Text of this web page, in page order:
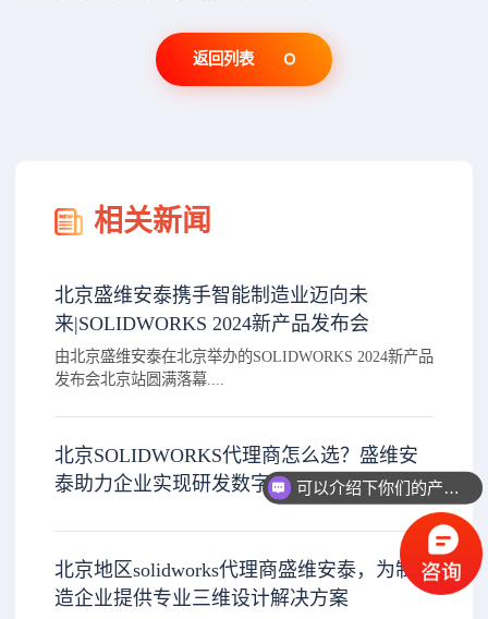
返回列表
相关新闻
北京盛维安泰携手智能制造业迈向未
来|SOLIDWORKS 2024新产品发布会
由北京盛维安泰在北京举办的SOLIDWORKS 2024新产品
发布会北京站圆满落幕....
北京SOLIDWORKS代理商怎么选？盛维安
泰助力企业实现研发数字化升级
北京地区solidworks代理商盛维安泰，为制
造企业提供专业三维设计解决方案
可以介绍下你们的产品么？